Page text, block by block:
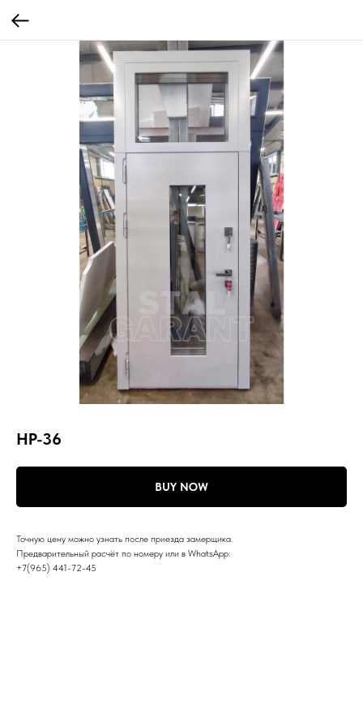
НР-36
BUY NOW
Точную цену можно узнать после приезда замерщика.
Предварительный расчёт по номеру или в WhatsApp:
+7(965) 441-72-45